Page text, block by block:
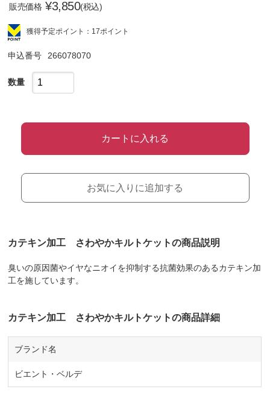
販売価格 ¥3,850(税込)
獲得予定ポイント：17ポイント
申込番号 266078070
数量
カートに入れる
お気に入りに追加する
カテキン加工 さわやかキルトケットの商品説明
臭いの原因菌やイヤなニオイを抑制する抗菌効果のあるカテキン加
工を施しています。
カテキン加工 さわやかキルトケットの商品詳細
ブランド名
ビエント・ベルデ